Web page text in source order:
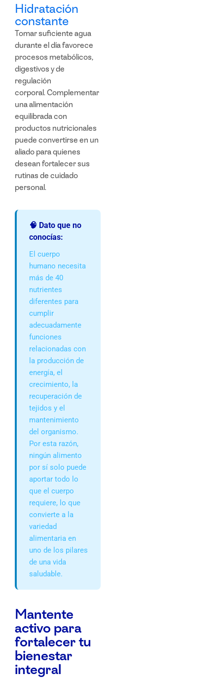
Hidratación
constante
Tomar suficiente agua
durante el día favorece
procesos metabólicos,
digestivos y de
regulación
corporal. Complementar
una alimentación
equilibrada con
productos nutricionales
puede convertirse en un
aliado para quienes
desean fortalecer sus
rutinas de cuidado
personal.
🧠 Dato que no
conocías:
El cuerpo
humano necesita
más de 40
nutrientes
diferentes para
cumplir
adecuadamente
funciones
relacionadas con
la producción de
energía, el
crecimiento, la
recuperación de
tejidos y el
mantenimiento
del organismo.
Por esta razón,
ningún alimento
por sí solo puede
aportar todo lo
que el cuerpo
requiere, lo que
convierte a la
variedad
alimentaria en
uno de los pilares
de una vida
saludable.
Mantente
activo para
fortalecer tu
bienestar
integral